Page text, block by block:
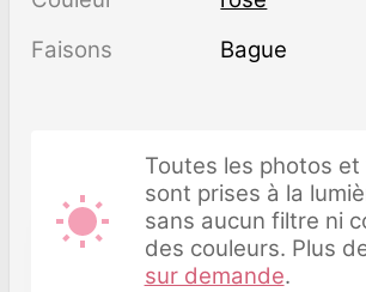
Faisons
Bague
Toutes les photos et
sont prises à la
sans aucun filtre ni
des couleurs. Plus
sur demande.